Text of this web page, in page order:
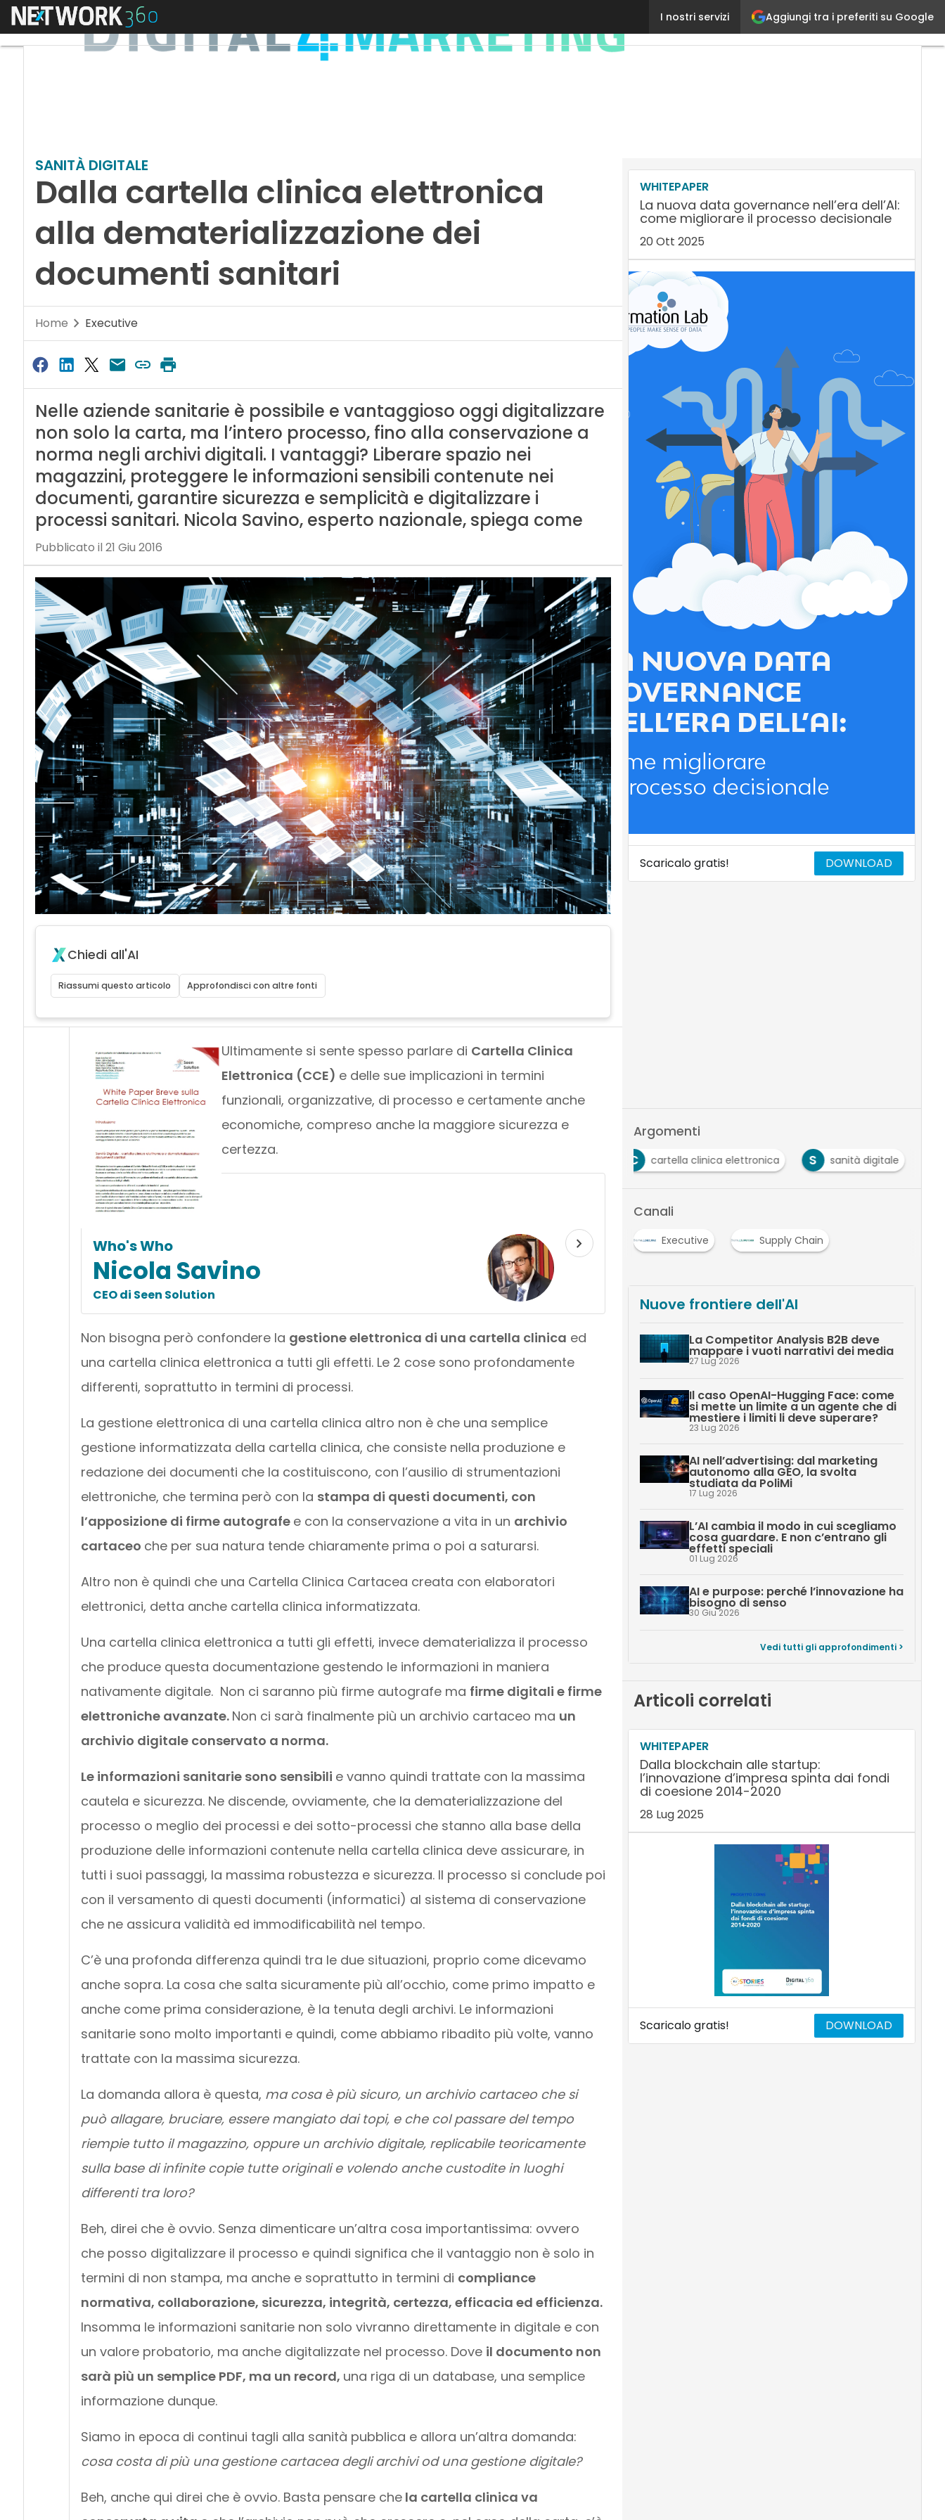
Aggiungi tra i preferiti su Google
I nostri servizi
Menu Dalla cartella clinica elettronica alla
SANITÀ DIGITALE
Dalla cartella clinica elettronica
alla dematerializzazione dei
documenti sanitari
Home Executive
Nelle aziende sanitarie è possibile e vantaggioso oggi digitalizzare
non solo la carta, ma l’intero processo, fino alla conservazione a
norma negli archivi digitali. I vantaggi? Liberare spazio nei
magazzini, proteggere le informazioni sensibili contenute nei
documenti, garantire sicurezza e semplicità e digitalizzare i
processi sanitari. Nicola Savino, esperto nazionale, spiega come
Pubblicato il 21 Giu 2016
Chiedi all'AI
Riassumi questo articolo Approfondisci con altre fonti
Ultimamente si sente spesso parlare di Cartella Clinica
Elettronica (CCE) e delle sue implicazioni in termini
funzionali, organizzative, di processo e certamente anche
economiche, compreso anche la maggiore sicurezza e
certezza.
Who's Who
Nicola Savino
CEO di Seen Solution
Non bisogna però confondere la gestione elettronica di una cartella clinica ed
una cartella clinica elettronica a tutti gli effetti. Le 2 cose sono profondamente
differenti, soprattutto in termini di processi.
La gestione elettronica di una cartella clinica altro non è che una semplice
gestione informatizzata della cartella clinica, che consiste nella produzione e
redazione dei documenti che la costituiscono, con l’ausilio di strumentazioni
elettroniche, che termina però con la stampa di questi documenti, con
l’apposizione di firme autografe e con la conservazione a vita in un archivio
cartaceo che per sua natura tende chiaramente prima o poi a saturarsi.
Altro non è quindi che una Cartella Clinica Cartacea creata con elaboratori
elettronici, detta anche cartella clinica informatizzata.
Una cartella clinica elettronica a tutti gli effetti, invece dematerializza il processo
che produce questa documentazione gestendo le informazioni in maniera
nativamente digitale. Non ci saranno più firme autografe ma firme digitali e firme
elettroniche avanzate. Non ci sarà finalmente più un archivio cartaceo ma un
archivio digitale conservato a norma.
Le informazioni sanitarie sono sensibili e vanno quindi trattate con la massima
cautela e sicurezza. Ne discende, ovviamente, che la dematerializzazione del
processo o meglio dei processi e dei sotto-processi che stanno alla base della
produzione delle informazioni contenute nella cartella clinica deve assicurare, in
tutti i suoi passaggi, la massima robustezza e sicurezza. Il processo si conclude poi
con il versamento di questi documenti (informatici) al sistema di conservazione
che ne assicura validità ed immodificabilità nel tempo.
C’è una profonda differenza quindi tra le due situazioni, proprio come dicevamo
anche sopra. La cosa che salta sicuramente più all’occhio, come primo impatto e
anche come prima considerazione, è la tenuta degli archivi. Le informazioni
sanitarie sono molto importanti e quindi, come abbiamo ribadito più volte, vanno
trattate con la massima sicurezza.
La domanda allora è questa, ma cosa è più sicuro, un archivio cartaceo che si
può allagare, bruciare, essere mangiato dai topi, e che col passare del tempo
riempie tutto il magazzino, oppure un archivio digitale, replicabile teoricamente
sulla base di infinite copie tutte originali e volendo anche custodite in luoghi
differenti tra loro?
Beh, direi che è ovvio. Senza dimenticare un’altra cosa importantissima: ovvero
che posso digitalizzare il processo e quindi significa che il vantaggio non è solo in
termini di non stampa, ma anche e soprattutto in termini di compliance
normativa, collaborazione, sicurezza, integrità, certezza, efficacia ed efficienza.
Insomma le informazioni sanitarie non solo vivranno direttamente in digitale e con
un valore probatorio, ma anche digitalizzate nel processo. Dove il documento non
sarà più un semplice PDF, ma un record, una riga di un database, una semplice
informazione dunque.
Siamo in epoca di continui tagli alla sanità pubblica e allora un’altra domanda:
cosa costa di più una gestione cartacea degli archivi od una gestione digitale?
Beh, anche qui direi che è ovvio. Basta pensare chela cartella clinica va
WHITEPAPER
La nuova data governance nell’era dell’AI:
come migliorare il processo decisionale
20 Ott 2025
Scaricalo gratis! DOWNLOAD
Argomenti
C
cartella clinica elettronica S sanità digitale
Canali
Executive Supply Chain
Nuove frontiere dell'AI
La Competitor Analysis B2B deve
mappare i vuoti narrativi dei media
27 Lug 2026
Il caso OpenAI-Hugging Face: come
si mette un limite a un agente che di
mestiere i limiti li deve superare?
23 Lug 2026
AI nell’advertising: dal marketing
autonomo alla GEO, la svolta
studiata da PoliMi
17 Lug 2026
L’AI cambia il modo in cui scegliamo
cosa guardare. E non c’entrano gli
effetti speciali
01 Lug 2026
AI e purpose: perché l’innovazione ha
bisogno di senso
30 Giu 2026
Vedi tutti gli approfondimenti >
Articoli correlati
WHITEPAPER
Dalla blockchain alle startup:
l’innovazione d’impresa spinta dai fondi
di coesione 2014-2020
28 Lug 2025
Scaricalo gratis! DOWNLOAD